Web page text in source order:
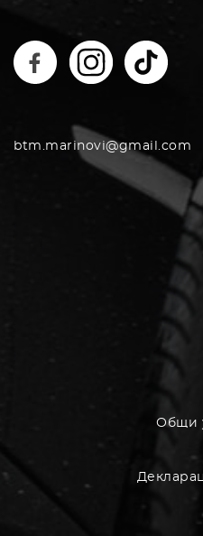
btm.marinovi@gmail.com
Общи